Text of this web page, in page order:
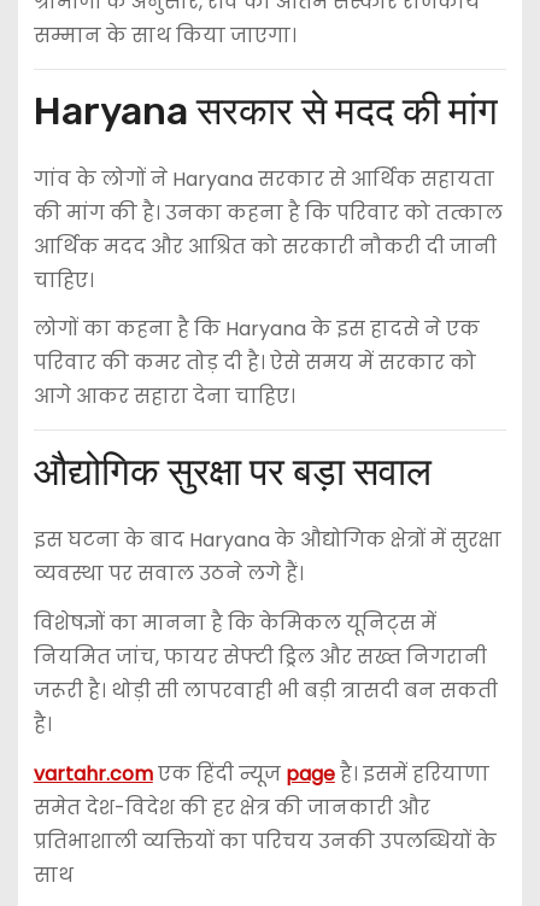
सम्मान के साथ किया जाएगा।
Haryana सरकार से मदद की मांग
गांव के लोगों ने Haryana सरकार से आर्थिक सहायता
की मांग की है। उनका कहना है कि परिवार को तत्काल
आर्थिक मदद और आश्रित को सरकारी नौकरी दी जानी
चाहिए।
लोगों का कहना है कि Haryana के इस हादसे ने एक
परिवार की कमर तोड़ दी है। ऐसे समय में सरकार को
आगे आकर सहारा देना चाहिए।
औद्योगिक सुरक्षा पर बड़ा सवाल
इस घटना के बाद Haryana के औद्योगिक क्षेत्रों में सुरक्षा
व्यवस्था पर सवाल उठने लगे हैं।
विशेषज्ञों का मानना है कि केमिकल यूनिट्स में
नियमित जांच, फायर सेफ्टी ड्रिल और सख्त निगरानी
जरूरी है। थोड़ी सी लापरवाही भी बड़ी त्रासदी बन सकती
है।
vartahr.comएक हिंदी न्यूज pageहै। इसमें हरियाणा
समेत देश-विदेश की हर क्षेत्र की जानकारी और
प्रतिभाशाली व्यक्तियों का परिचय उनकी उपलब्धियों के
साथ